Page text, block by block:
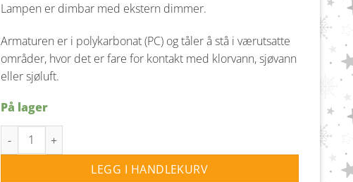
Lampen er dimbar med ekstern dimmer.
Armaturen er i polykarbonat (PC) og tåler å stå i værutsatte
områder, hvor det er fare for kontakt med klorvann, sjøvann
eller sjøluft.
På lager
Rapido K1 vegglampe Dim IP65 - Hvit antall
LEGG I HANDLEKURV